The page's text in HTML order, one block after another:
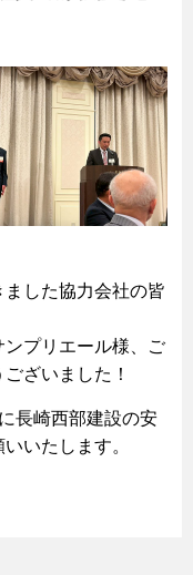
した協力会社の皆
プリエール様、ご
ざいました！
長崎西部建設の安
いたします。